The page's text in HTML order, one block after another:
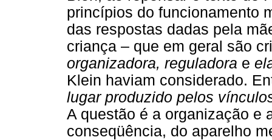
princípios do funcionamento
das respostas dadas pela
criança – que em geral são
organizadora, reguladora e
Klein haviam considerado.
lugar produzido pelos
A questão é a organização e
conseqüência, do aparelho